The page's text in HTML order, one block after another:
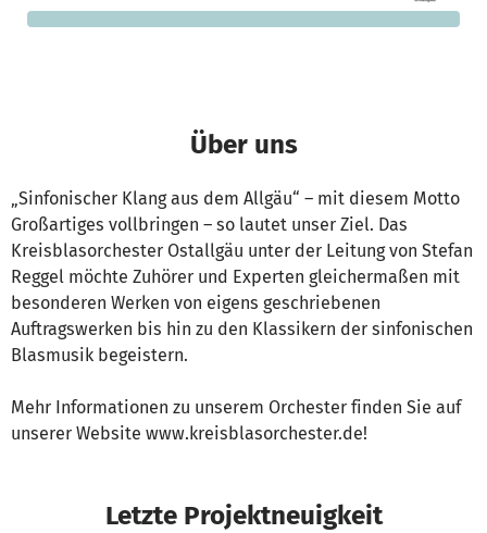
Über uns
„Sinfonischer Klang aus dem Allgäu“ – mit diesem Motto
Großartiges vollbringen – so lautet unser Ziel. Das
Kreisblasorchester Ostallgäu unter der Leitung von Stefan
Reggel möchte Zuhörer und Experten gleichermaßen mit
besonderen Werken von eigens geschriebenen
Auftragswerken bis hin zu den Klassikern der sinfonischen
Blasmusik begeistern.
Mehr Informationen zu unserem Orchester finden Sie auf
unserer Website www.kreisblasorchester.de!
Letzte Projektneuigkeit